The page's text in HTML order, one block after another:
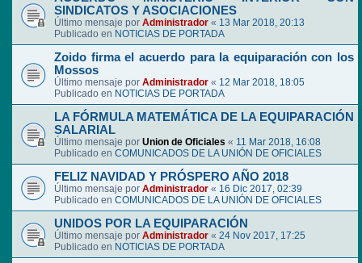
SINDICATOS Y ASOCIACIONES
Último mensaje por Administrador « 13 Mar 2018, 20:13
Publicado en NOTICIAS DE PORTADA
Zoido firma el acuerdo para la equiparación con los
Mossos
Último mensaje por Administrador « 12 Mar 2018, 18:05
Publicado en NOTICIAS DE PORTADA
LA FÓRMULA MATEMÁTICA DE LA EQUIPARACIÓN
SALARIAL
Último mensaje por Union de Oficiales « 11 Mar 2018, 16:08
Publicado en COMUNICADOS DE LA UNIÓN DE OFICIALES
FELIZ NAVIDAD Y PRÓSPERO AÑO 2018
Último mensaje por Administrador « 16 Dic 2017, 02:39
Publicado en COMUNICADOS DE LA UNIÓN DE OFICIALES
UNIDOS POR LA EQUIPARACIÓN
Último mensaje por Administrador « 24 Nov 2017, 17:25
Publicado en NOTICIAS DE PORTADA